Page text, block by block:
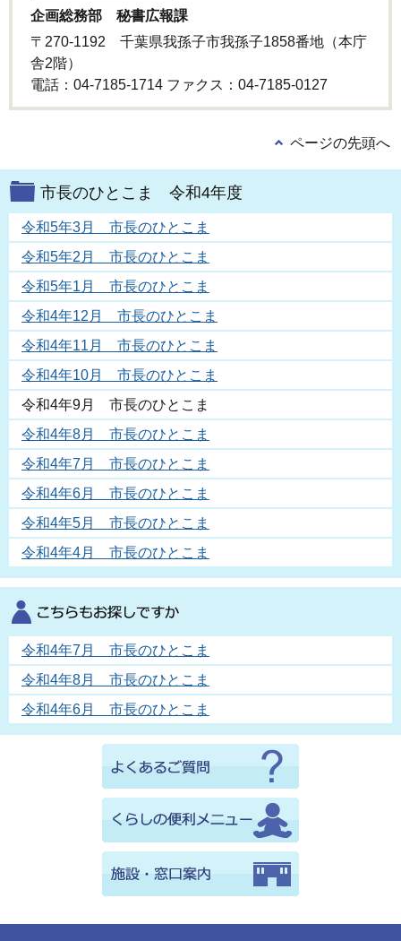
企画総務部 秘書広報課
〒270-1192 千葉県我孫子市我孫子1858番地（本庁
舎2階）
電話：04-7185-1714 ファクス：04-7185-0127
ページの先頭へ
市長のひとこま 令和4年度
令和5年3月 市長のひとこま
令和5年2月 市長のひとこま
令和5年1月 市長のひとこま
令和4年12月 市長のひとこま
令和4年11月 市長のひとこま
令和4年10月 市長のひとこま
令和4年9月 市長のひとこま
令和4年8月 市長のひとこま
令和4年7月 市長のひとこま
令和4年6月 市長のひとこま
令和4年5月 市長のひとこま
令和4年4月 市長のひとこま
令和4年7月 市長のひとこま
令和4年8月 市長のひとこま
令和4年6月 市長のひとこま